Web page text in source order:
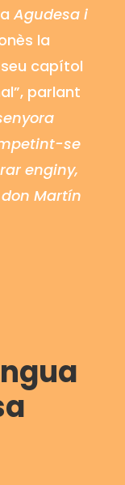
Agudesa i
la
capítol
parlant
se
enginy,
Martín